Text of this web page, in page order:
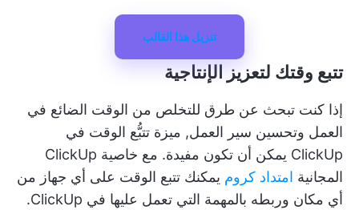
تنزيل هذا القالب
تتبع وقتك لتعزيز الإنتاجية
إذا كنت تبحث عن طرق للتخلص من الوقت الضائع في
العمل وتحسين سير العمل, ميزة تتبُّع الوقت في
ClickUp
يمكن أن تكون مفيدة. مع خاصية ClickUp
المجانية امتداد كروم يمكنك تتبع الوقت على أي جهاز من
أي مكان وربطه بالمهمة التي تعمل عليها في ClickUp.